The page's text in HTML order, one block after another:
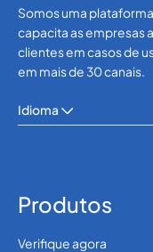
Somos uma
capacita as empresas
clientes em casos de
em mais de 30 canais.
Idioma
Produtos
Verifique agora